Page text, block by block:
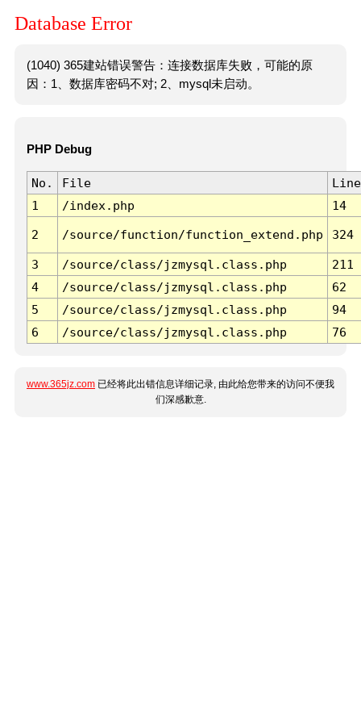
Database Error
(1040) 365建站错误警告：连接数据库失败，可能的原
因：1、数据库密码不对; 2、mysql未启动。
PHP Debug
No. File
Line
1
/index.php 14
2 /source/function/function_extend.php 324
3 /source/class/jzmysql.class.php
211
4
/source/class/jzmysql.class.php
62
5
/source/class/jzmysql.class.php
94
6
/source/class/jzmysql.class.php 76
www.365jz.com 已经将此出错信息详细记录, 由此给您带来的访问不便我
们深感歉意.